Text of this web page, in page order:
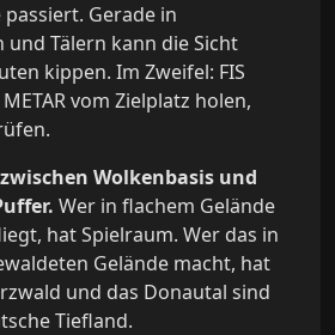
Gerade in
Tälern kann die Sicht
kippen. Im Zweifel: FIS
vom Zielplatz holen,
Wolkenbasis und
Wer in flachem Gelände
hat Spielraum. Wer das in
Gelände macht, hat
und das Donautal sind
Tiefland.